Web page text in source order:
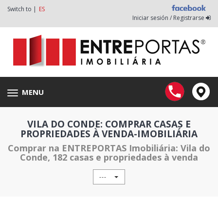
Switch to | ES
Iniciar sesión / Registrarse
Toggle
navigation
MENU
VILA DO CONDE: COMPRAR CASAS E
PROPRIEDADES À VENDA-IMOBILIÁRIA
Comprar na ENTREPORTAS Imobiliária: Vila do
Conde, 182 casas e propriedades à venda
---